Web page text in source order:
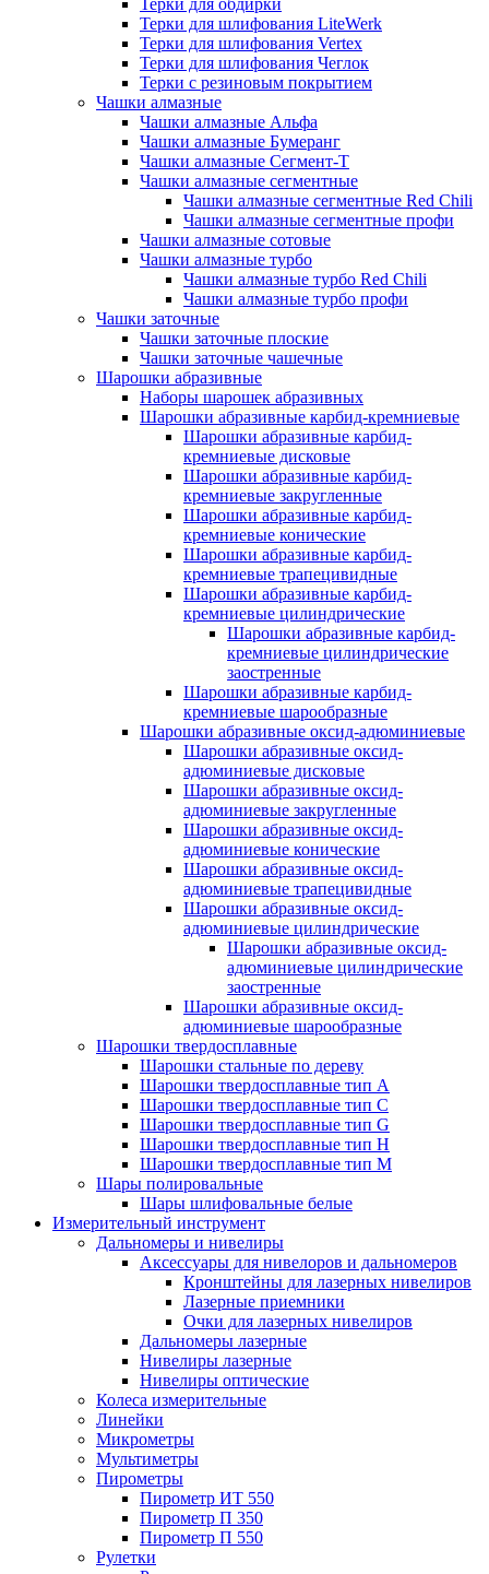
Терки для обдирки
Терки для шлифования LiteWerk
Терки для шлифования Vertex
Терки для шлифования Чеглок
Терки с резиновым покрытием
Чашки алмазные
Чашки алмазные Альфа
Чашки алмазные Бумеранг
Чашки алмазные Сегмент-Т
Чашки алмазные сегментные
Чашки алмазные сегментные Red Chili
Чашки алмазные сегментные профи
Чашки алмазные сотовые
Чашки алмазные турбо
Чашки алмазные турбо Red Chili
Чашки алмазные турбо профи
Чашки заточные
Чашки заточные плоские
Чашки заточные чашечные
Шарошки абразивные
Наборы шарошек абразивных
Шарошки абразивные карбид-кремниевые
Шарошки абразивные карбид-
кремниевые дисковые
Шарошки абразивные карбид-
кремниевые закругленные
Шарошки абразивные карбид-
кремниевые конические
Шарошки абразивные карбид-
кремниевые трапецивидные
Шарошки абразивные карбид-
кремниевые цилиндрические
Шарошки абразивные карбид-
кремниевые цилиндрические
заостренные
Шарошки абразивные карбид-
кремниевые шарообразные
Шарошки абразивные оксид-адюминиевые
Шарошки абразивные оксид-
адюминиевые дисковые
Шарошки абразивные оксид-
адюминиевые закругленные
Шарошки абразивные оксид-
адюминиевые конические
Шарошки абразивные оксид-
адюминиевые трапецивидные
Шарошки абразивные оксид-
адюминиевые цилиндрические
Шарошки абразивные оксид-
адюминиевые цилиндрические
заостренные
Шарошки абразивные оксид-
адюминиевые шарообразные
Шарошки твердосплавные
Шарошки стальные по дереву
Шарошки твердосплавные тип A
Шарошки твердосплавные тип C
Шарошки твердосплавные тип G
Шарошки твердосплавные тип H
Шарошки твердосплавные тип M
Шары полировальные
Шары шлифовальные белые
Измерительный инструмент
Дальномеры и нивелиры
Аксессуары для нивелоров и дальномеров
Кронштейны для лазерных нивелиров
Лазерные приемники
Очки для лазерных нивелиров
Дальномеры лазерные
Нивелиры лазерные
Нивелиры оптические
Колеса измерительные
Линейки
Микрометры
Мультиметры
Пирометры
Пирометр ИТ 550
Пирометр П 350
Пирометр П 550
Рулетки